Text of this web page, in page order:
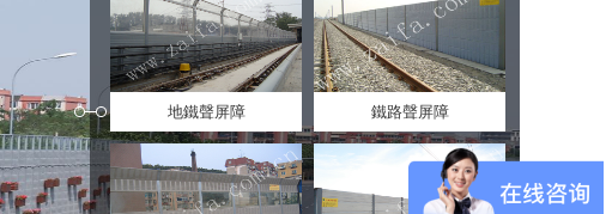
地鐵聲屏障 鐵路聲屏障